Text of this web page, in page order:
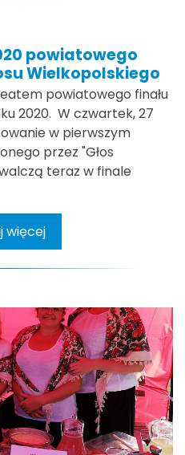
powiatowego
Wielkopolskiego
powiatowego finału
2020. W czwartek, 27
w pierwszym
przez "Głos
teraz w finale
więcej